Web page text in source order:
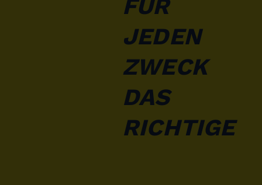
FÜR
JEDEN
ZWECK
DAS
RICHTIGE